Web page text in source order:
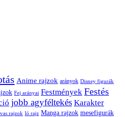
Anime rajzok arányok Disney figurák
Fej arányai Festmények Festés
jobb agyféltekés Karakter
rajzok ló rajz Manga rajzok mesefigurák